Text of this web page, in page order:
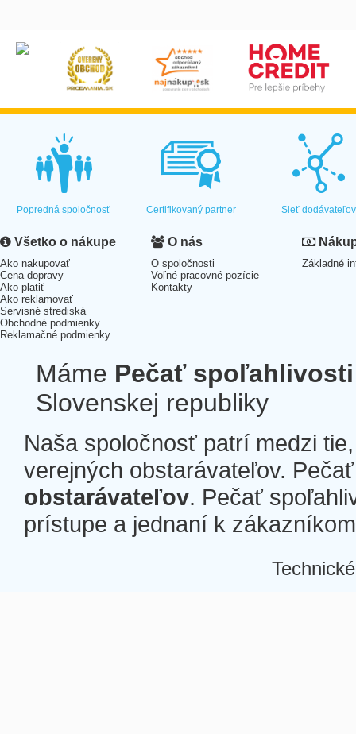
Popredná spoločnosť Certifikovaný partner Sieť dodávateľov
Všetko o nákupe
Ako nakupovať
Cena dopravy
Ako platiť
Ako reklamovať
Servisné strediská
Obchodné podmienky
Reklamačné podmienky
O nás
O spoločnosti
Voľné pracovné pozície
Kontakty
Základné
Máme Pečať spoľahlivosti
Slovenskej republiky
Naša spoločnosť patrí medzi
verejných obstarávateľov.
obstarávateľov. Pečať
prístupe a jednaní k